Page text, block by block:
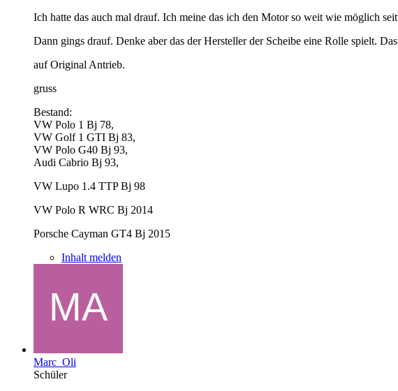
Ich hatte das auch mal drauf. Ich meine das ich den Motor so weit wie möglich
Dann gings drauf. Denke aber das der Hersteller der Scheibe eine Rolle spielt.
auf Original Antrieb.
gruss
Bestand:
VW Polo 1 Bj 78,
VW Golf 1 GTI Bj 83,
VW Polo G40 Bj 93,
Audi Cabrio Bj 93,
VW Lupo 1.4 TTP Bj 98
VW Polo R WRC Bj 2014
Porsche Cayman GT4 Bj 2015
Inhalt melden
Marc_Oli
Schüler